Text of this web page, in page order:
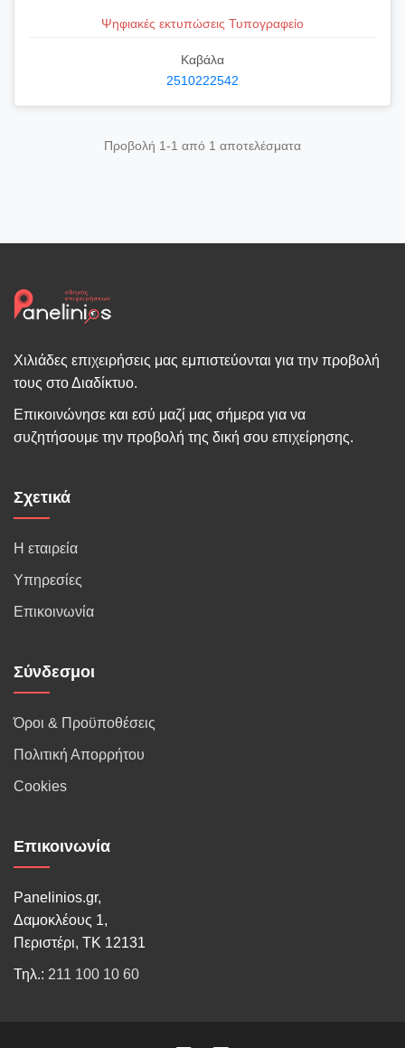
Ψηφιακές εκτυπώσεις Τυπογραφείο
Καβάλα
2510222542
Προβολή 1-1 από 1 αποτελέσματα
Χιλιάδες επιχειρήσεις μας εμπιστεύονται για την προβολή
τους στο Διαδίκτυο.
Επικοινώνησε και εσύ μαζί μας σήμερα για να
συζητήσουμε την προβολή της δική σου επιχείρησης.
Σχετικά
Η εταιρεία
Υπηρεσίες
Επικοινωνία
Σύνδεσμοι
Όροι & Προϋποθέσεις
Πολιτική Απορρήτου
Cookies
Επικοινωνία
Panelinios.gr,
Δαμοκλέους 1,
Περιστέρι, ΤΚ 12131
Τηλ.: 211 100 10 60